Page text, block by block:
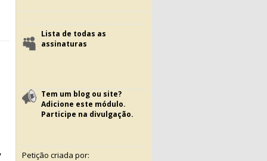
Lista de todas as
assinaturas
Tem um blog ou site?
Adicione este módulo.
Participe na divulgação.
Petição criada por: